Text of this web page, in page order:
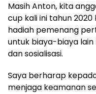
Masih Anton, kita
cup kali ini tahun 2020
hadiah pemenang
untuk biaya-biaya
dan sosialisasi.
Saya berharap
menjaga keamanan